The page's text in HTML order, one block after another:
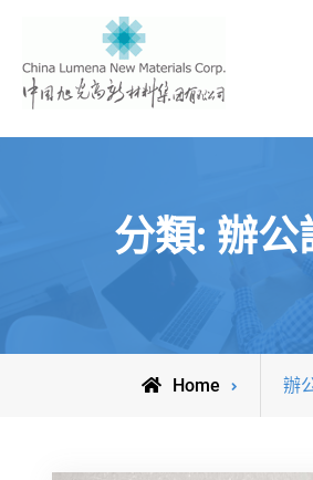
content
China Lumena New
分類: 辦公
Home 辦